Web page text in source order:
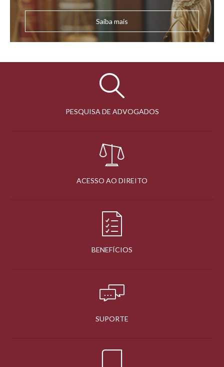
Saiba mais
PESQUISA DE ADVOGADOS
ACESSO AO DIREITO
BENEFÍCIOS
SUPORTE